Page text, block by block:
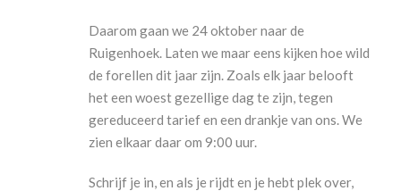
Daarom gaan we 24 oktober naar de
Ruigenhoek. Laten we maar eens kijken hoe wild
de forellen dit jaar zijn. Zoals elk jaar belooft
het een woest gezellige dag te zijn, tegen
gereduceerd tarief en een drankje van ons. We
zien elkaar daar om 9:00 uur.
Schrijf je in, en als je rijdt en je hebt plek over,